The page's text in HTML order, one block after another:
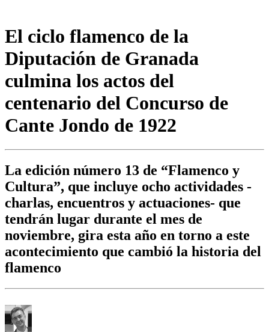
El ciclo flamenco de la
Diputación de Granada
culmina los actos del
centenario del Concurso de
Cante Jondo de 1922
La edición número 13 de “Flamenco y
Cultura”, que incluye ocho actividades -
charlas, encuentros y actuaciones- que
tendrán lugar durante el mes de
noviembre, gira esta año en torno a este
acontecimiento que cambió la historia del
flamenco